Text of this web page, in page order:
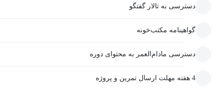
دسترسی به تالار گفتگو
گواهینامه مکتب‌خونه
دسترسی مادام‌العمر به محتوای دوره
4 هفته مهلت ارسال تمرین و پروژه